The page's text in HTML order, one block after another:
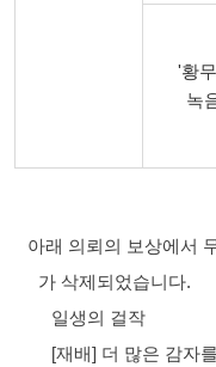
'황
녹
아래 의뢰의 보상에서
가 삭제되었습니다.
일생의 걸작
[재배] 더 많은 감자